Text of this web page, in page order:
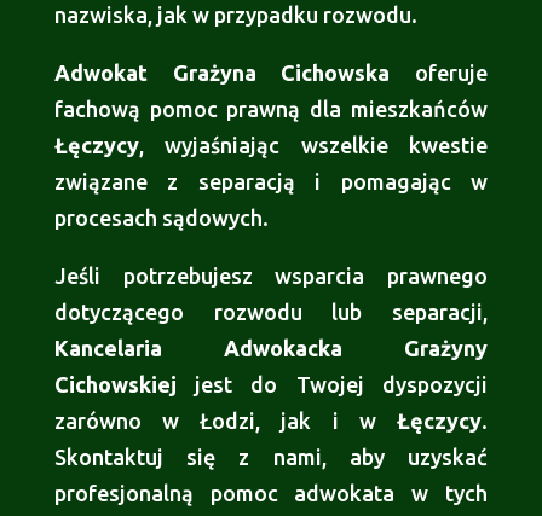
nazwiska, jak w przypadku rozwodu.
Adwokat Grażyna Cichowska oferuje
fachową pomoc prawną dla mieszkańców
Łęczycy, wyjaśniając wszelkie kwestie
związane z separacją i pomagając w
procesach sądowych.
Jeśli potrzebujesz wsparcia prawnego
dotyczącego rozwodu lub separacji,
Kancelaria Adwokacka Grażyny
Cichowskiej jest do Twojej dyspozycji
zarówno w Łodzi, jak i wŁęczycy.
Skontaktuj się z nami, aby uzyskać
profesjonalną pomoc adwokata w tych